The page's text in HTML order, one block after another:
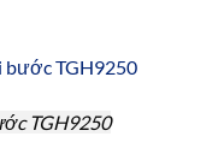
TGH9250